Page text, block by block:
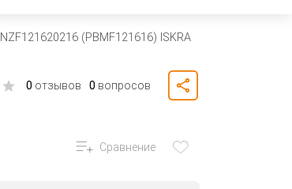
(PBMF121616) ISKRA
0 отзывов 0 вопросов
Сравнение